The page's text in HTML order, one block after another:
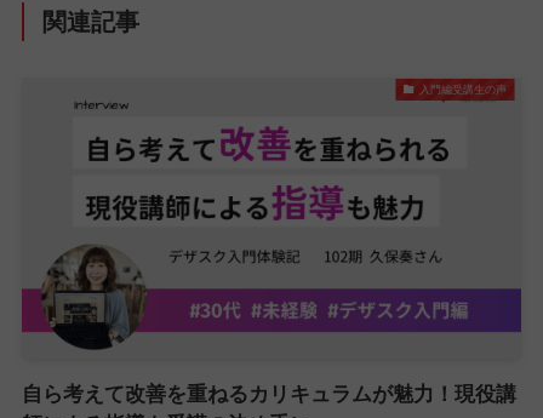
関連記事
入門編受講生の声
自ら考えて改善を重ねるカリキュラムが魅力！現役講